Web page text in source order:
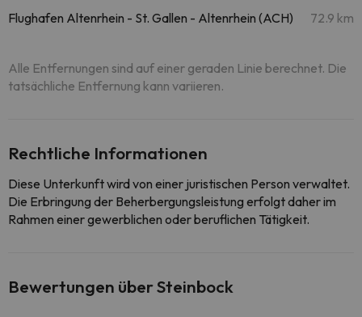
Flughafen Altenrhein - St. Gallen - Altenrhein (ACH) 72.9 km
Alle Entfernungen sind auf einer geraden Linie berechnet. Die
tatsächliche Entfernung kann variieren.
Rechtliche Informationen
Diese Unterkunft wird von einer juristischen Person verwaltet.
Die Erbringung der Beherbergungsleistung erfolgt daher im
Rahmen einer gewerblichen oder beruflichen Tätigkeit.
Bewertungen über Steinbock